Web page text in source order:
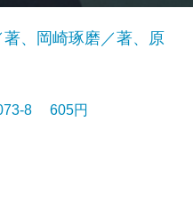
、岡崎琢磨／著、原
8 605円